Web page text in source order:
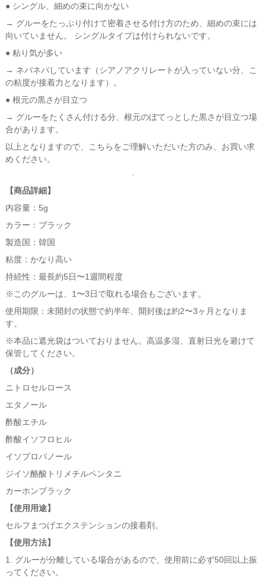
● シングル、細めの束に向かない
→ グルーをたっぷり付けて密着させる付け方のため、細めの束には
向いていません。 シングルタイプは付けられないです。
● 粘り気が多い
→ ネバネバしています（シアノアクリレートが入っていない分、こ
の粘度が接着力となります）。
● 根元の黒さが目立つ
→ グルーをたくさん付ける分、根元のぼてっとした黒さが目立つ場
合があります。
以上となりますので、こちらをご理解いただいた方のみ、お買い求
めください。
【商品詳細】
内容量：5g
カラー：ブラック
製造国：韓国
粘度：かなり高い
持続性：最長約5日〜1週間程度
※このグルーは、1〜3日で取れる場合もございます。
使用期限：未開封の状態で約半年、開封後は約2〜3ヶ月となりま
す。
※本品に遮光袋はついておりません。高温多湿、直射日光を避けて
保管してください。
（成分）
ニトロセルロース
エタノール
酢酸エチル
酢酸イソフロヒル
イソプロパノール
ジイソ酪酸トリメチルペンタニ
カーホンブラック
【使用用途】
セルフまつげエクステンションの接着剤。
【使用方法】
1. グルーが分離している場合があるので、使用前に必ず50回以上振
ってください。